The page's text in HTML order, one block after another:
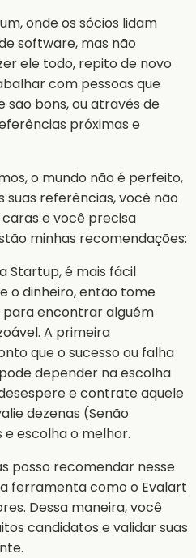
onde os sócios lidam
software, mas não
ele todo, repito de novo
com pessoas que
são bons, ou através de
próximas e
o mundo não é perfeito,
suas referências, você não
e você precisa
minhas recomendações:
Startup, é mais fácil
o dinheiro, então tome
encontrar alguém
A primeira
que o sucesso ou falha
depender na escolha
e contrate aquele
dezenas (Senão
escolha o melhor.
posso recomendar nesse
ferramenta como o Evalart
Dessa maneira, você
candidatos e validar suas